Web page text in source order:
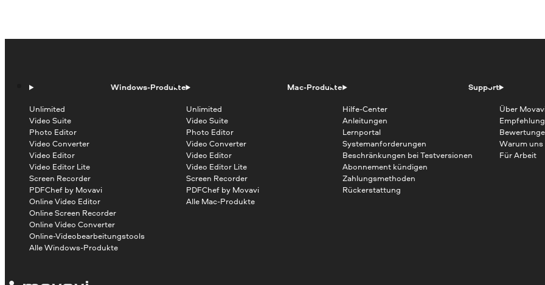
Windows-Produkte
Unlimited
Video Suite
Photo Editor
Video Converter
Video Editor
Video Editor Lite
Screen Recorder
PDFChef by Movavi
Online Video Editor
Online Screen Recorder
Online Video Converter
Online-Videobearbeitungstools
Alle Windows-Produkte
Mac-Produkte
Unlimited
Video Suite
Photo Editor
Video Converter
Video Editor
Video Editor Lite
Screen Recorder
PDFChef by Movavi
Alle Mac-Produkte
Support
Hilfe-Center
Anleitungen
Lernportal
Systemanforderungen
Beschränkungen bei Testversionen
Abonnement kündigen
Zahlungsmethoden
Rückerstattung
Über
Warum uns
Für Arbeit